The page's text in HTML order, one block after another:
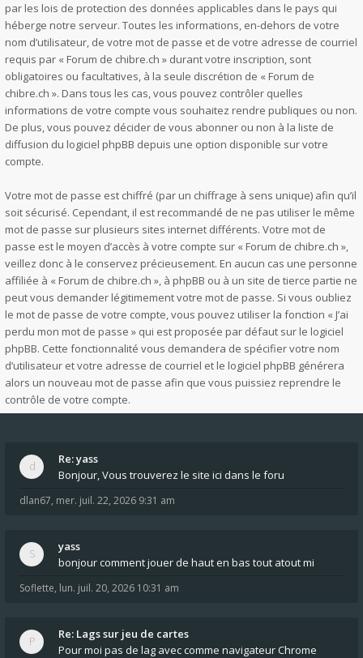
par les lois de protection des données applicables dans le pays qui
héberge notre serveur. Toutes les informations, en-dehors de votre
nom d’utilisateur, de votre mot de passe et de votre adresse de courriel
requis par « Forum de chibre.ch » durant votre inscription, sont
obligatoires ou facultatives, à la seule discrétion de « Forum de
chibre.ch ». Dans tous les cas, vous pouvez contrôler quelles
informations de votre compte vous souhaitez rendre publiques ou non.
De plus, vous pouvez décider de vous abonner ou non à la liste de
diffusion du logiciel phpBB depuis une option disponible sur votre
compte.
Votre mot de passe est chiffré (par un chiffrage à sens unique) afin qu’il
soit sécurisé. Cependant, il est recommandé de ne pas utiliser le même
mot de passe sur plusieurs sites internet différents. Votre mot de
passe est le moyen d’accès à votre compte sur « Forum de chibre.ch »,
veillez donc à le conservez précieusement. En aucun cas une personne
affiliée à « Forum de chibre.ch », à phpBB ou à un site de tierce partie ne
peut vous demander légitimement votre mot de passe. Si vous oubliez
le mot de passe de votre compte, vous pouvez utiliser la fonction « J’ai
perdu mon mot de passe » qui est proposée par défaut sur le logiciel
phpBB. Cette fonctionnalité vous demandera de spécifier votre nom
d’utilisateur et votre adresse de courriel et le logiciel phpBB générera
alors un nouveau mot de passe afin que vous puissiez reprendre le
contrôle de votre compte.
Re: yass
Bonjour, Vous trouverez le site ici dans le foru
dlan67, mer. juil. 22, 2026 9:31 am
yass
bonjour comment jouer de haut en bas tout atout mi
Soflette, lun. juil. 20, 2026 10:31 am
Re: Lags sur jeu de cartes
Pour moi pas de lag avec comme navigateur Chrome